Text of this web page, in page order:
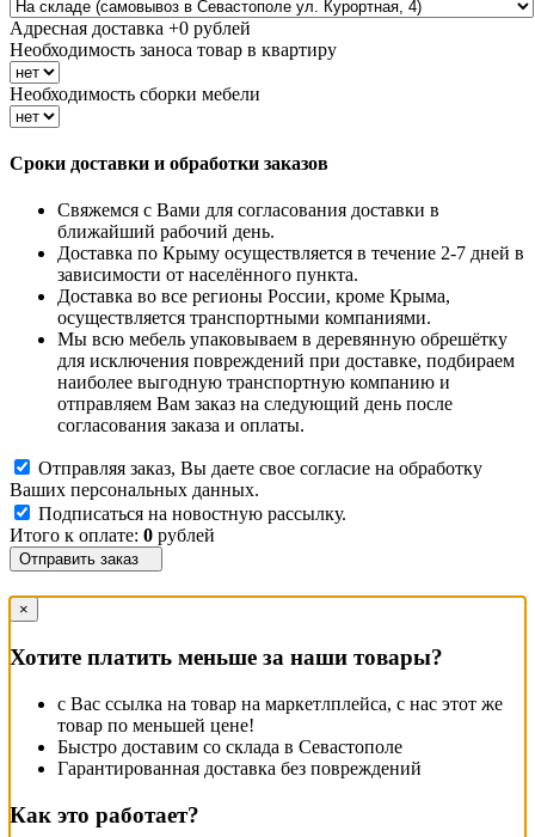
Адресная доставка +0 рублей
Необходимость заноса товар в квартиру
Необходимость сборки мебели
Сроки доставки и обработки заказов
Свяжемся с Вами для согласования доставки в
ближайший рабочий день.
Доставка по Крыму осуществляется в течение 2-7 дней в
зависимости от населённого пункта.
Доставка во все регионы России, кроме Крыма,
осуществляется транспортными компаниями.
Мы всю мебель упаковываем в деревянную обрешётку
для исключения повреждений при доставке, подбираем
наиболее выгодную транспортную компанию и
отправляем Вам заказ на следующий день после
согласования заказа и оплаты.
Отправляя заказ, Вы даете свое согласие на обработку
Ваших персональных данных.
Подписаться на новостную рассылку.
Итого к оплате: 0 рублей
×
Хотите платить меньше за наши товары?
с Вас ссылка на товар на маркетлплейса, с нас этот же
товар по меньшей цене!
Быстро доставим со склада в Севастополе
Гарантированная доставка без повреждений
Как это работает?